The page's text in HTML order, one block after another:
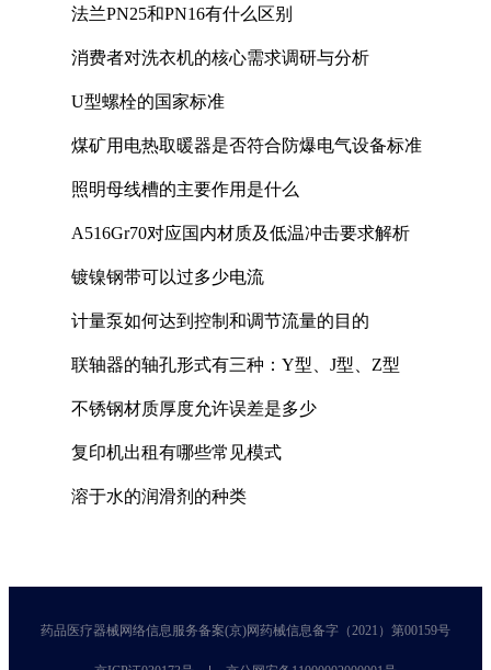
法兰PN25和PN16有什么区别
消费者对洗衣机的核心需求调研与分析
U型螺栓的国家标准
煤矿用电热取暖器是否符合防爆电气设备标准
照明母线槽的主要作用是什么
A516Gr70对应国内材质及低温冲击要求解析
镀镍钢带可以过多少电流
计量泵如何达到控制和调节流量的目的
联轴器的轴孔形式有三种：Y型、J型、Z型
不锈钢材质厚度允许误差是多少
复印机出租有哪些常见模式
溶于水的润滑剂的种类
药品医疗器械网络信息服务备案(京)网药械信息备字（2021）第00159号